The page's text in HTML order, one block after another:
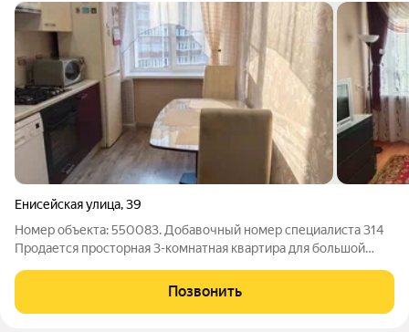
Енисейская улица,39
Номер объекта: 550083. Добавочный номер специалиста 314
Продается просторная 3-комнатная квартира для большой
комнаты (выходят на разные стороны дома), что дает
максимум приватности и личного
Позвонить